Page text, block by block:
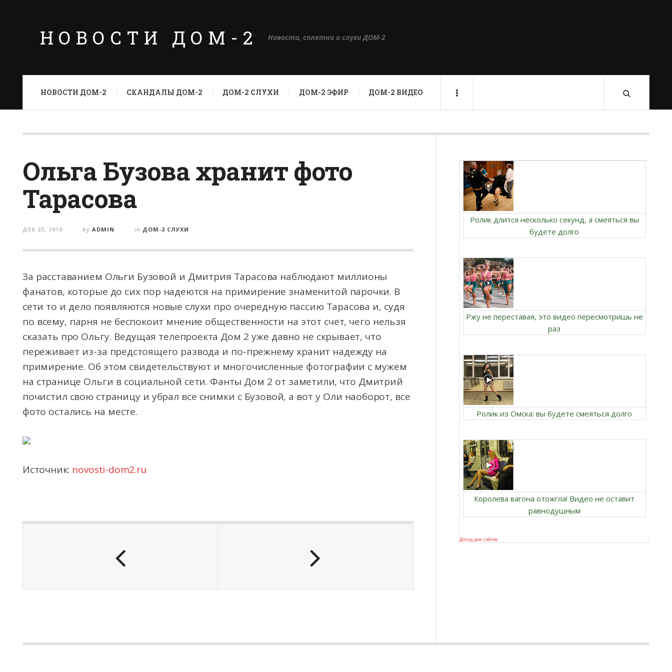
НОВОСТИ ДОМ-2 Новости, сплетни и слухи ДОМ-2
НОВОСТИ ДОМ-2 СКАНДАЛЫ ДОМ-2 ДОМ-2 СЛУХИ ДОМ-2 ЭФИР ДОМ-2 ВИДЕО
Ольга Бузова хранит фото
Тарасова
ДЕК 23, 2016 by ADMIN in ДОМ-2 СЛУХИ
За расставанием Ольги Бузовой и Дмитрия Тарасова наблюдают миллионы
фанатов, которые до сих пор надеются на примирение знаменитой парочки. В
сети то и дело появляются новые слухи про очередную пассию Тарасова и, судя
по всему, парня не беспокоит мнение общественности на этот счет, чего нельзя
сказать про Ольгу. Ведущая телепроекта Дом 2 уже давно не скрывает, что
переживает из-за предстоящего развода и по-прежнему хранит надежду на
примирение. Об этом свидетельствуют и многочисленные фотографии с мужем
на странице Ольги в социальной сети. Фанты Дом 2 от заметили, что Дмитрий
почистил свою страницу и убрал все снимки с Бузовой, а вот у Оли наоборот, все
фото остались на месте.
Источник: novosti-dom2.ru
Ролик длится несколько секунд, а смеяться вы
будете долго
Ржу не переставая, это видео пересмотришь не
раз
Ролик из Омска: вы будете смеяться долго
Королева вагона отожгла! Видео не оставит
равнодушным
Доход для сайтов